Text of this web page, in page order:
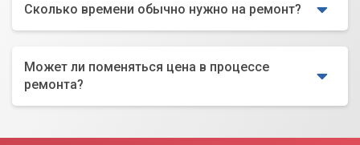
Сколько времени обычно нужно на ремонт?
Может ли поменяться цена в процессе
ремонта?